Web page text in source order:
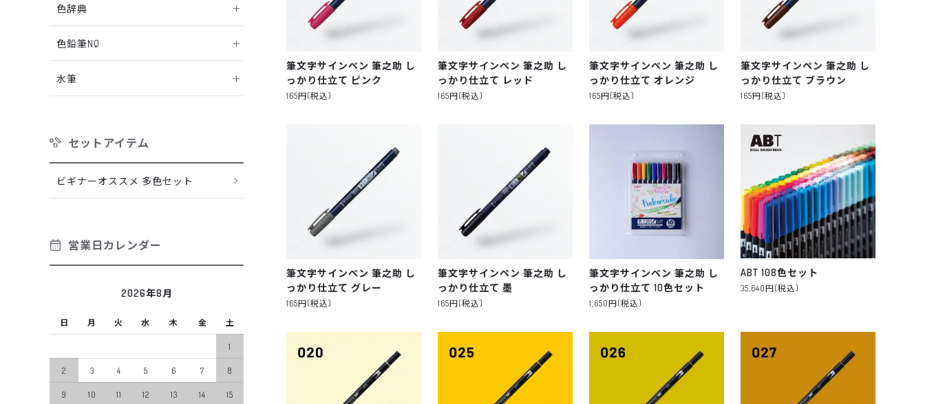
筆文字サインペン 筆之助 し
っかり仕立て ピンク
165円(税込)
筆文字サインペン 筆之助 し
っかり仕立て レッド
165円(税込)
筆文字サインペン 筆之助 し
っかり仕立て オレンジ
165円(税込)
筆文字サインペン 筆之助 し
っかり仕立て ブラウン
165円(税込)
筆文字サインペン 筆之助 し
っかり仕立て グレー
165円(税込)
筆文字サインペン 筆之助 し
っかり仕立て 墨
165円(税込)
筆文字サインペン 筆之助 し
っかり仕立て 10色セット
1,650円(税込)
ABT 108色セット
35,640円(税込)
色辞典
色鉛筆NQ
水筆
セットアイテム
ビギナーオススメ 多色セット
営業日カレンダー
2026年8月
日 月 火 水 木 金
土
1
2
3 4 5 6 7
8
9
10 11 12 13 14
15